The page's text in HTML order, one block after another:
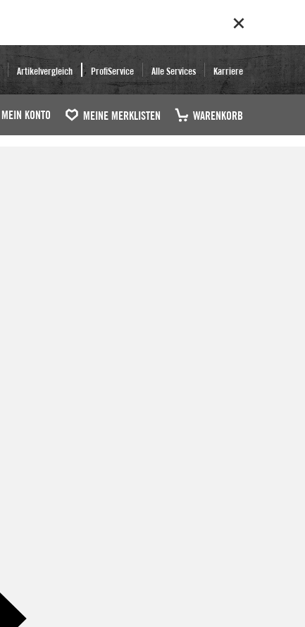
Artikelvergleich ProfiService Alle Services Karriere
MEIN KONTO MEINE MERKLISTEN WARENKORB